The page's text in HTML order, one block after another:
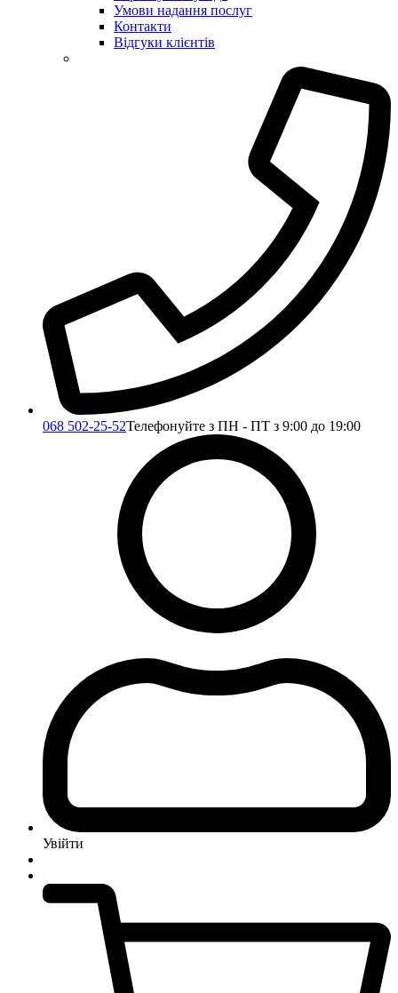
Умови надання послуг
Контакти
Відгуки клієнтів
068 502-25-52Телефонуйте з ПН - ПТ з 9:00 до 19:00
Увійти